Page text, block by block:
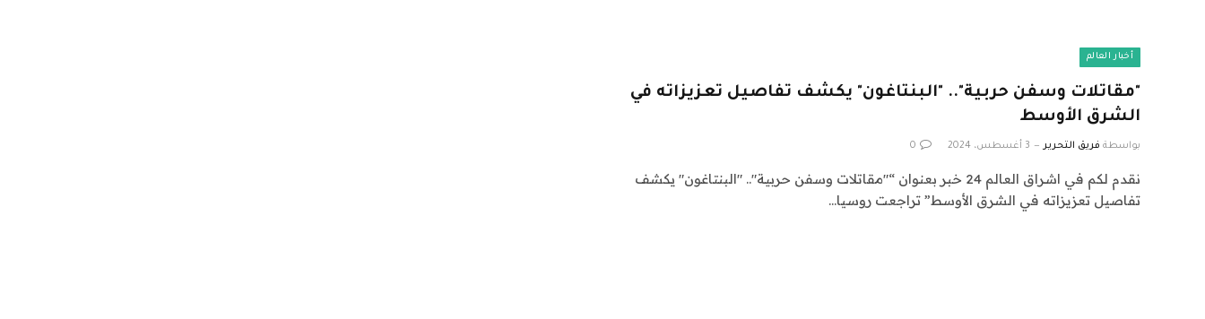
أخبار العالم
"مقاتلات وسفن حربية".. "البنتاغون" يكشف تفاصيل تعزيزاته في
الشرق الأوسط
بواسطة فريق التحرير 3 أغسطس، 2024 0
نقدم لكم في اشراق العالم 24 خبر بعنوان “"مقاتلات وسفن حربية".. "البنتاغون" يكشف
تفاصيل تعزيزاته في الشرق الأوسط” تراجعت روسيا…